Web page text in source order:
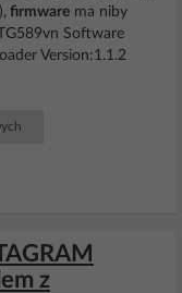
), firmware ma niby
Software
Version:1.1.2
z